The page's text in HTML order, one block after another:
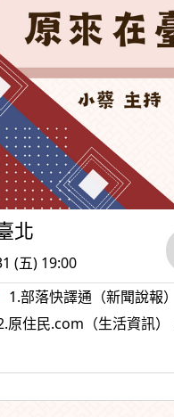
北
(五) 19:00
1.部落快譯通（新聞說報